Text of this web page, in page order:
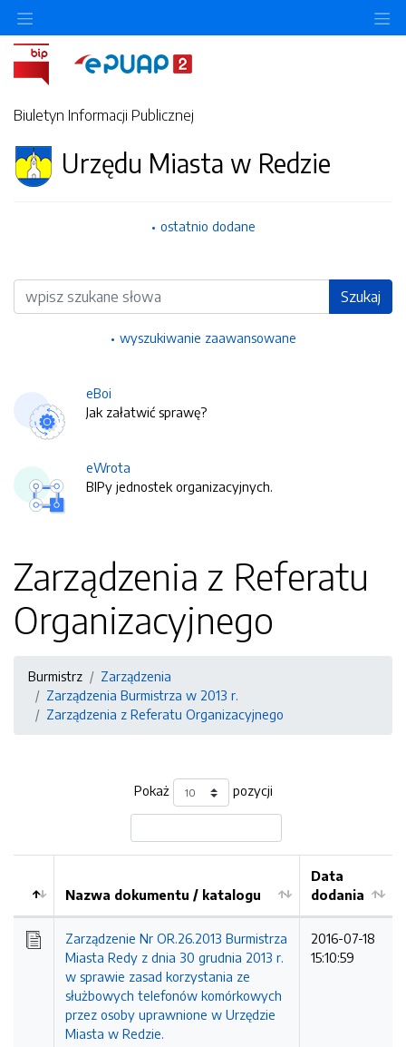
Biuletyn Informacji Publicznej
Urzędu Miasta w Redzie
ostatnio dodane
Wyszukiwarka Szukaj
wyszukiwanie zaawansowane
eBoi
Jak załatwić sprawę?
eWrota
BIPy jednostek organizacyjnych.
Zarządzenia z Referatu
Organizacyjnego
Burmistrz
Zarządzenia
Zarządzenia Burmistrza w 2013 r.
Zarządzenia z Referatu Organizacyjnego
Pokaż pozycji
Kolejność
Nazwa dokumentu / katalogu
Data
dodania
Zarządzenie Nr OR.26.2013 Burmistrza
Miasta Redy z dnia 30 grudnia 2013 r.
w sprawie zasad korzystania ze
służbowych telefonów komórkowych
przez osoby uprawnione w Urzędzie
Miasta w Redzie.
2016-07-18
15:10:59